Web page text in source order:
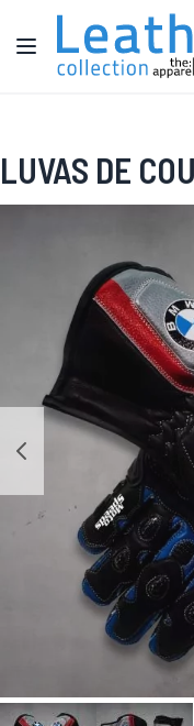
Pular para o conteúdo
Alternar Nav
LUVAS DE